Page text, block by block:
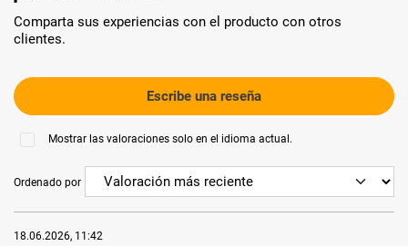
Comparta sus experiencias con el producto con otros
clientes.
Escribe una reseña
Mostrar las valoraciones solo en el idioma actual.
Ordenado por
18.06.2026, 11:42